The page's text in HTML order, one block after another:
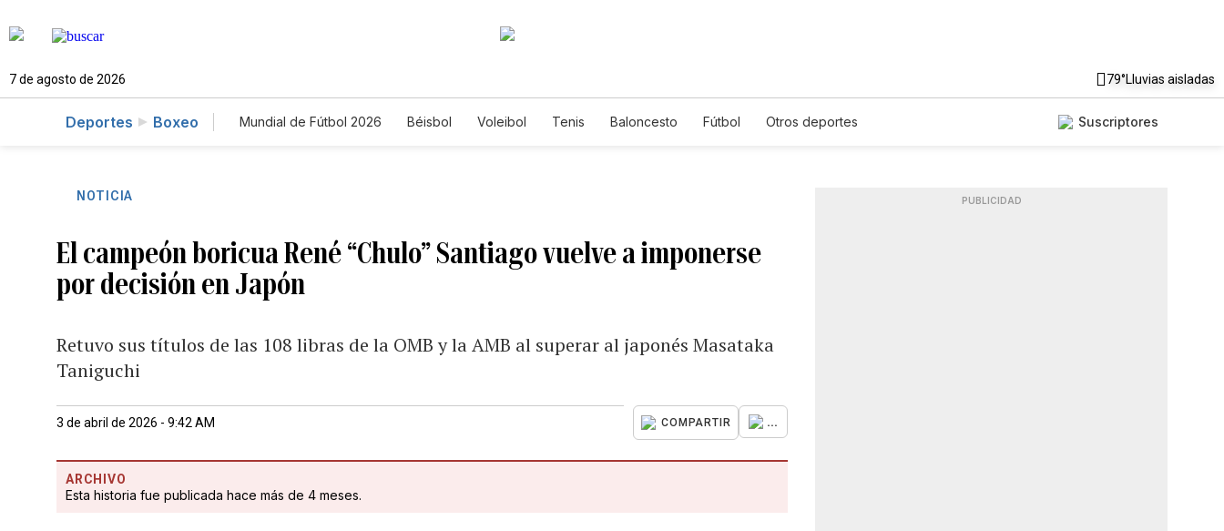
7 de agosto de 2026 79°Lluvias aisladas
Deportes Boxeo Mundial de Fútbol 2026 Béisbol Voleibol Tenis Baloncesto Fútbol Otros deportes Suscriptores
NOTICIA
El campeón boricua René “Chulo” Santiago vuelve a imponerse
por decisión en Japón
Retuvo sus títulos de las 108 libras de la OMB y la AMB al superar al japonés Masataka
Taniguchi
3 de abril de 2026 - 9:42 AM COMPARTIR ...
ARCHIVO
Esta historia fue publicada hace más de 4 meses.
PUBLICIDAD